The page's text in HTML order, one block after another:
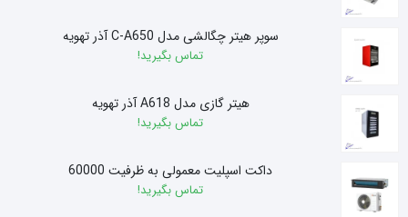
سوپر هیتر چگالشی مدل C-A650 آذر تهویه
تماس بگیرید!
هیتر گازی مدل A618 آذر تهویه
تماس بگیرید!
داکت اسپلیت معمولی به ظرفیت 60000
تماس بگیرید!